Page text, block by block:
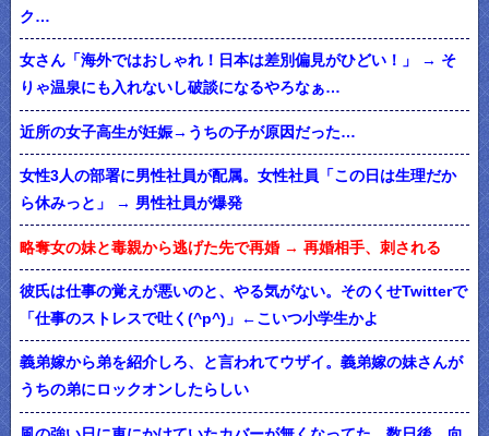
ク…
女さん「海外ではおしゃれ！日本は差別偏見がひどい！」 → そ
りゃ温泉にも入れないし破談になるやろなぁ…
近所の女子高生が妊娠→うちの子が原因だった…
女性3人の部署に男性社員が配属。女性社員「この日は生理だか
ら休みっと」 → 男性社員が爆発
略奪女の妹と毒親から逃げた先で再婚 → 再婚相手、刺される
彼氏は仕事の覚えが悪いのと、やる気がない。そのくせTwitterで
「仕事のストレスで吐く(^p^)」←こいつ小学生かよ
義弟嫁から弟を紹介しろ、と言われてウザイ。義弟嫁の妹さんが
うちの弟にロックオンしたらしい